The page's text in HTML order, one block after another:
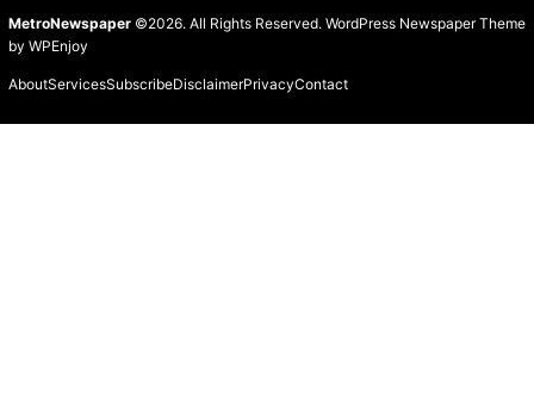
MetroNewspaper©2026. All Rights Reserved. WordPress Newspaper Theme
by WPEnjoy
AboutServicesSubscribeDisclaimerPrivacyContact